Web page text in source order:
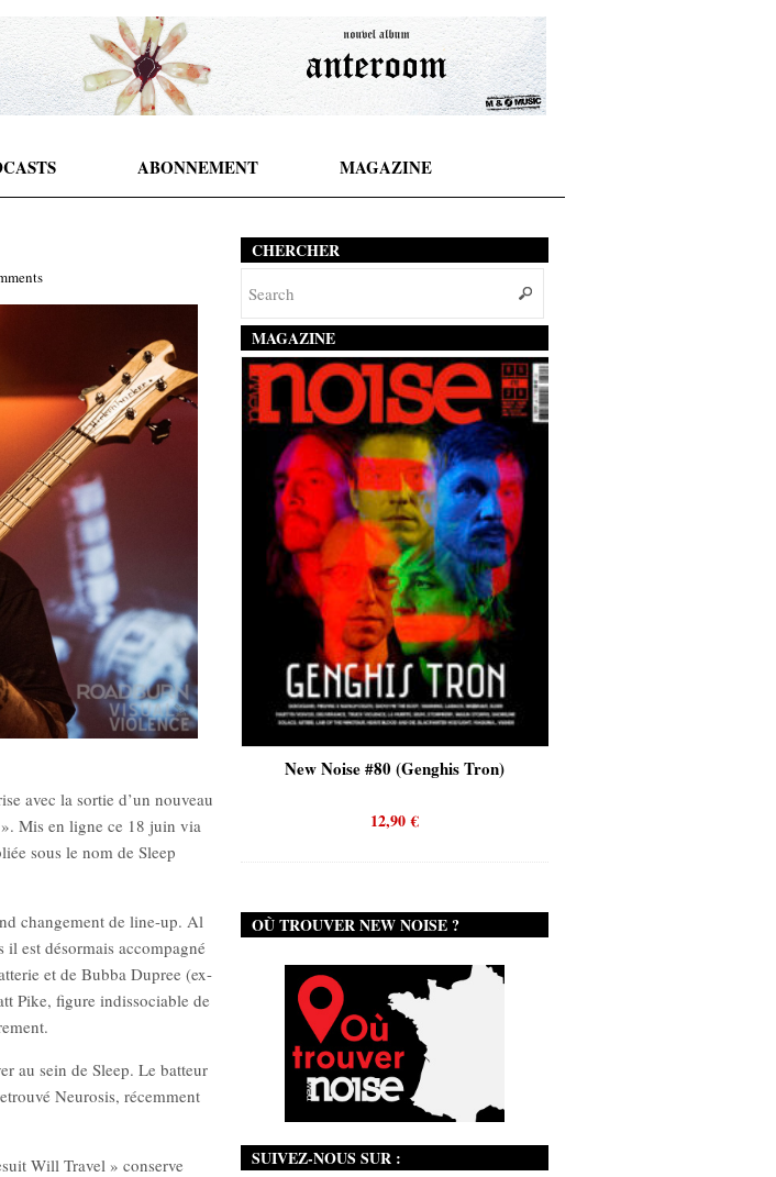
ABONNEMENT MAGAZINE
avec la sortie d’un nouveau
Mis en ligne ce 18 juin via
sous le nom de Sleep
changement de line-up. Al
il est désormais accompagné
et de Bubba Dupree (ex-
Pike, figure indissociable de
au sein de Sleep. Le batteur
Neurosis, récemment
Will Travel » conserve
CHERCHER
MAGAZINE
12,90 €
New Noise #80 (Quicksand)
12,90€
OÙ TROUVER NEW NOISE ?
SUIVEZ-NOUS SUR :